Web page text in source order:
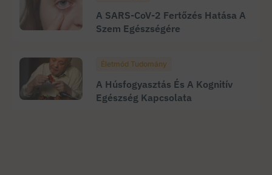
A SARS-CoV-2 Fertőzés Hatása A
Szem Egészségére
Életmód Tudomány
A Húsfogyasztás És A Kognitív
Egészség Kapcsolata